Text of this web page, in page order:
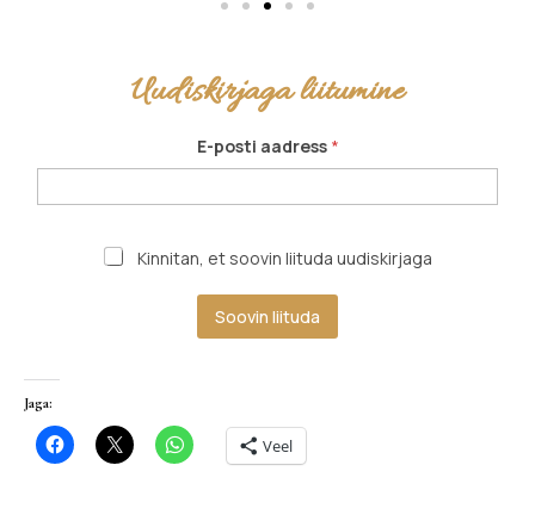
Uudiskirjaga liitumine
E-posti aadress *
Kinnitan, et soovin liituda uudiskirjaga
Soovin liituda
Jaga:
Veel